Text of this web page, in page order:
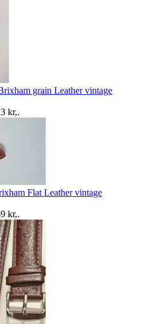
grain Leather vintage
kr,.
Flat Leather vintage
kr,.